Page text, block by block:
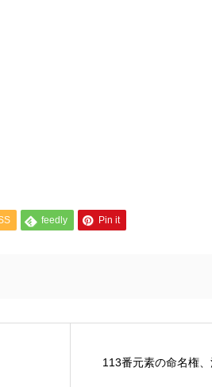
feedly Pin it
113番元素の命名権